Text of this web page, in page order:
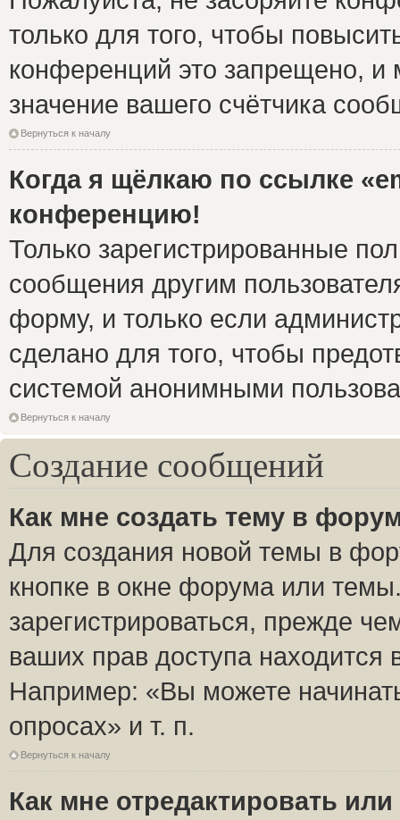
только для того, чтобы
конференций это запрещено, и
значение вашего счётчика
Вернуться к началу
Когда я щёлкаю по ссылке
конференцию!
Только зарегистрированные
сообщения другим
форму, и только если
сделано для того, чтобы
системой анонимными
Вернуться к началу
Создание сообщений
Как мне создать тему в
Для создания новой темы в
кнопке в окне форума или
зарегистрироваться, прежде
ваших прав доступа
Например: «Вы можете
опросах» и т. п.
Вернуться к началу
Как мне отредактировать